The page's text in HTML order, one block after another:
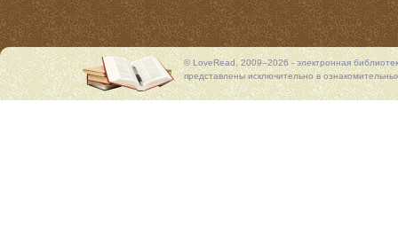
© LoveRead, 2009–2026 - электронная
представлены исключительно в